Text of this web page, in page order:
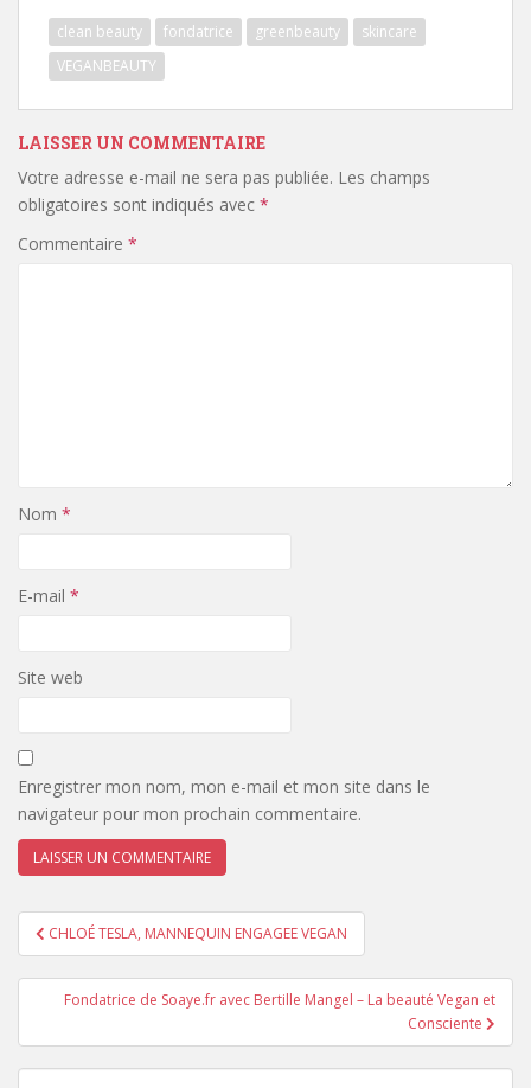
clean beauty fondatrice greenbeauty
skincare
VEGANBEAUTY
LAISSER UN COMMENTAIRE
Votre adresse e-mail ne sera pas publiée. Les champs
obligatoires sont indiqués avec *
Commentaire *
Nom *
E-mail *
Site web
Enregistrer mon nom, mon e-mail et mon site dans le
navigateur pour mon prochain commentaire.
Navigation
de
l’article
CHLOÉ TESLA, MANNEQUIN ENGAGEE VEGAN
Fondatrice de Soaye.fr avec Bertille Mangel – La beauté Vegan et
Consciente